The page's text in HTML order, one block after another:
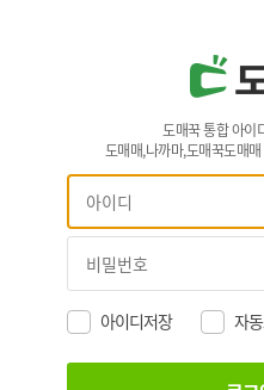
도매꾹 통합 아이
도매매,나까마,도매꾹도매
아이디저장 자